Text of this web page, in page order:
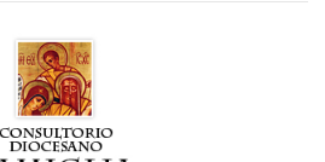
Consultorio Diocesano
link